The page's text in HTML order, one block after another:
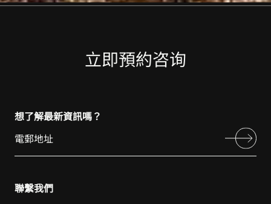
立即預約咨询
想了解最新資訊嗎？
聯繫我們